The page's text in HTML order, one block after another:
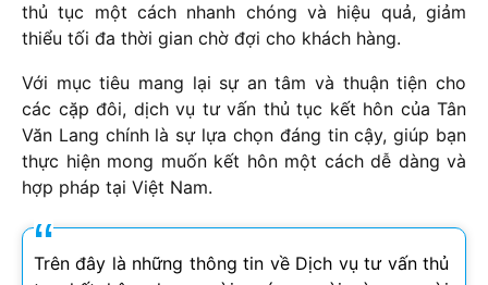
thủ tục một cách nhanh chóng và hiệu quả, giảm
thiểu tối đa thời gian chờ đợi cho khách hàng.
Với mục tiêu mang lại sự an tâm và thuận tiện cho
các cặp đôi, dịch vụ tư vấn thủ tục kết hôn của Tân
Văn Lang chính là sự lựa chọn đáng tin cậy, giúp bạn
thực hiện mong muốn kết hôn một cách dễ dàng và
hợp pháp tại Việt Nam.
Trên đây là những thông tin về Dịch vụ tư vấn thủ